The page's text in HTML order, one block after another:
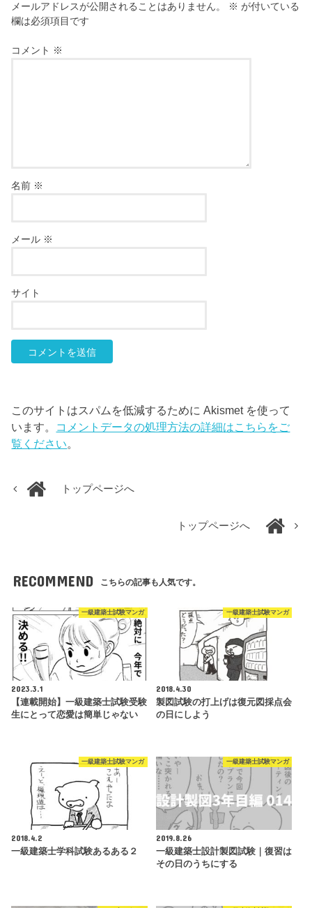
メールアドレスが公開されることはありません。 ※ が付いている
欄は必須項目です
コメント ※
名前 ※
メール ※
サイト
このサイトはスパムを低減するために Akismet を使って
います。 コメントデータの処理方法の詳細はこちらをご
覧ください。
トップページへ
トップページへ
RECOMMEND こちらの記事も人気です。
一級建築士試験マンガ
2023.3.1
【連載開始】一級建築士試験受験
生にとって恋愛は簡単じゃない
一級建築士試験マンガ
2018.4.30
製図試験の打上げは復元図採点会
の日にしよう
一級建築士試験マンガ
2018.4.2
一級建築士学科試験あるある２
一級建築士試験マンガ
2019.8.26
一級建築士設計製図試験｜復習は
その日のうちにする